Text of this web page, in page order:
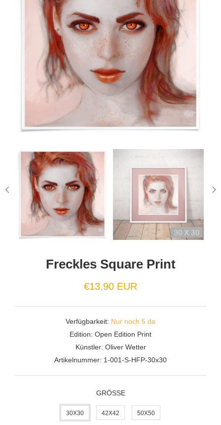
Freckles Square Print
€13.90 EUR
Verfügbarkeit: Nur noch 5 da
Edition: Open Edition Print
Künstler: Oliver Wetter
Artikelnummer: 1-001-S-HFP-30x30
GRÖSSE
30X30 42X42 50X50